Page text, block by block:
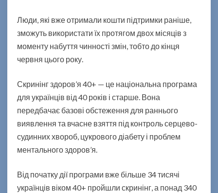
Люди, які вже отримали кошти підтримки раніше,
зможуть використати їх протягом двох місяців з
моменту набуття чинності змін, тобто до кінця
червня цього року.
Скринінг здоров’я 40+ — це національна програма
для українців від 40 років і старше. Вона
передбачає базові обстеження для раннього
виявлення та вчасне взяття під контроль серцево-
судинних хвороб, цукрового діабету і проблем
ментального здоров’я.
Від початку дії програми вже більше 34 тисячі
українців віком 40+ пройшли скринінг, а понад 340